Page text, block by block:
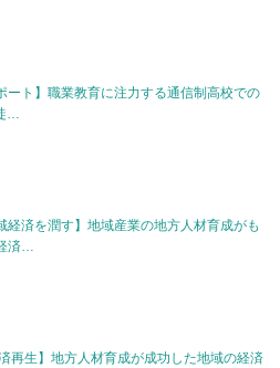
ート】職業教育に注力する通信制高校での
…
経済を潤す】地域産業の地方人材育成がも
済…
再生】地方人材育成が成功した地域の経済